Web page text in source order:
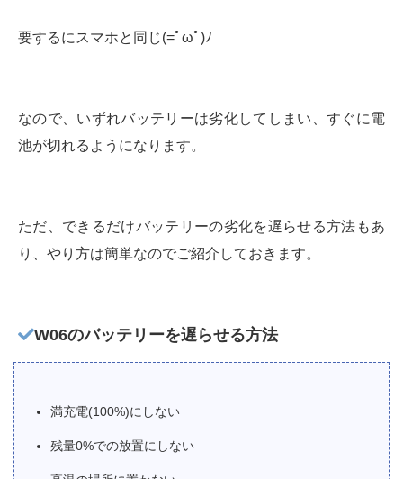
要するにスマホと同じ(=ﾟωﾟ)ﾉ
なので、いずれバッテリーは劣化してしまい、すぐに電
池が切れるようになります。
ただ、できるだけバッテリーの劣化を遅らせる方法もあ
り、やり方は簡単なのでご紹介しておきます。
W06のバッテリーを遅らせる方法
満充電(100%)にしない
残量0%での放置にしない